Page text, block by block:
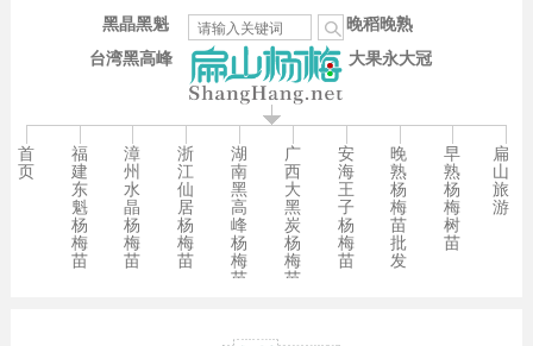
台湾黑高峰
晚稻晚熟
大果永大冠
黑晶黑魁
首
页
福
建
东
魁
杨
梅
苗
漳
州
水
晶
杨
梅
苗
浙
江
仙
居
杨
梅
苗
湖
南
黑
高
峰
杨
梅
苗
广
西
大
黑
炭
杨
梅
苗
安
海
王
子
杨
梅
苗
晚
熟
杨
梅
苗
批
发
早
熟
杨
梅
树
苗
扁
山
旅
游